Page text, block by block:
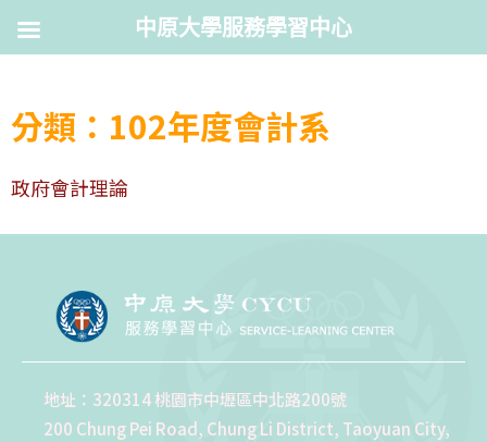
分類：102年度會計系
政府會計理論
地址：320314 桃園市中壢區中北路200號
200 Chung Pei Road, Chung Li District, Taoyuan City,
中原大學服務學習中心